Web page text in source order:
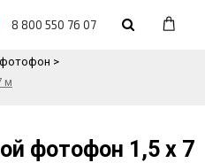
8 800 550 76 07
>
м
фотофон 1,5 х 7